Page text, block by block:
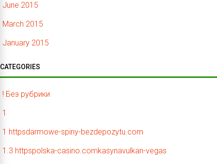
June 2015
March 2015
January 2015
CATEGORIES
! Без рубрики
1
1 httpsdarmowe-spiny-bezdepozytu.com
1.3 httpspolska-casino.comkasynavulkan-vegas